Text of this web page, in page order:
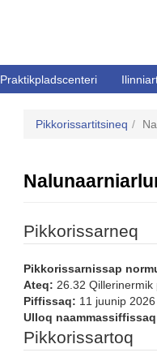
Praktikpladscenteri
Pikkorissartitsineq
Pikkorissarneq
Pikkorissarnissap
Ateq: 26.32
Piffissaq: 11 juunip 2026
Ulloq
Pikkorissartoq